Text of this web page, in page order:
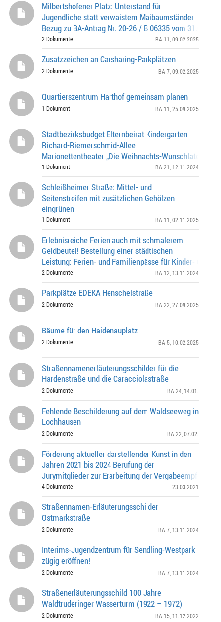
Milbertshofener Platz: Unterstand für
Jugendliche statt verwaistem Maibaumständer
Bezug zu BA-Antrag Nr. 20-26 / B 06335 vom
2 Dokumente BA 11 , 09.02.2025
Zusatzzeichen an Carsharing-Parkplätzen
2 Dokumente BA 7 , 09.02.2025
Quartierszentrum Harthof gemeinsam planen
1 Dokument BA 11 , 25.09.2025
Stadtbezirksbudget Elternbeirat Kindergarten
Richard-Riemerschmid-Allee
Marionettentheater „Die Weihnachts-Wunschlaterne“
27.11.2024 450,00 Euro, Az.: 0262.0-21-0468
1 Dokument BA 21 , 12.11.2024
Schleißheimer Straße: Mittel- und
Seitenstreifen mit zusätzlichen Gehölzen
eingrünen
1 Dokument BA 11 , 02.11.2025
Erlebnisreiche Ferien auch mit schmalerem
Geldbeutel! Bestellung einer städtischen
Leistung: Ferien- und Familienpässe für Kinder- und
Einrichtungen im Stadtbezirk Schwabing-Freimann
2 Dokumente BA 12 , 13.11.2024
Parkplätze EDEKA Henschelstraße
2 Dokumente BA 22 , 27.09.2025
Bäume für den Haidenauplatz
2 Dokumente BA 5 , 10.02.2025
Straßennamenerläuterungsschilder für die
Hardenstraße und die Caracciolastraße
2 Dokumente BA 24 , 14.01.
Fehlende Beschilderung auf dem Waldseeweg in
Lochhausen
2 Dokumente BA 22 , 07.02.
Förderung aktueller darstellender Kunst in den
Jahren 2021 bis 2024 Berufung der
Jurymitglieder zur Erarbeitung der
den Bereichen -Freie Bühnen -Freie Theaterschaffende
4 Dokumente 23.03.2021
Straßennamen-Erläuterungsschilder
Ostmarkstraße
2 Dokumente BA 7 , 13.11.2024
Interims-Jugendzentrum für Sendling-Westpark
zügig eröffnen!
2 Dokumente BA 7 , 13.11.2024
Straßenerläuterungsschild 100 Jahre
Waldtruderinger Wasserturm (1922 – 1972)
2 Dokumente BA 15 , 11.12.2022